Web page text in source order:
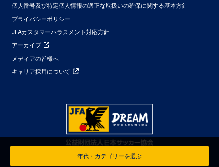
個人番号及び特定個人情報の適正な取扱いの確保に関する基本方針
プライバシーポリシー
JFAカスタマーハラスメント対応方針
アーカイブ
メディアの皆様へ
キャリア採用について
© Japan Football Association All Rights Reserved.
年代・カテゴリーを選ぶ